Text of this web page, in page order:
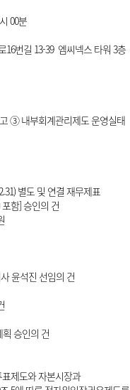
00분
16번길 13-39 엠씨넥스 타워 3층
③ 내부회계관리제도 운영실태
별도 및 연결 재무제표
] 승인의 건
윤석진 선임의 건
승인의 건
제도와 자본시장과